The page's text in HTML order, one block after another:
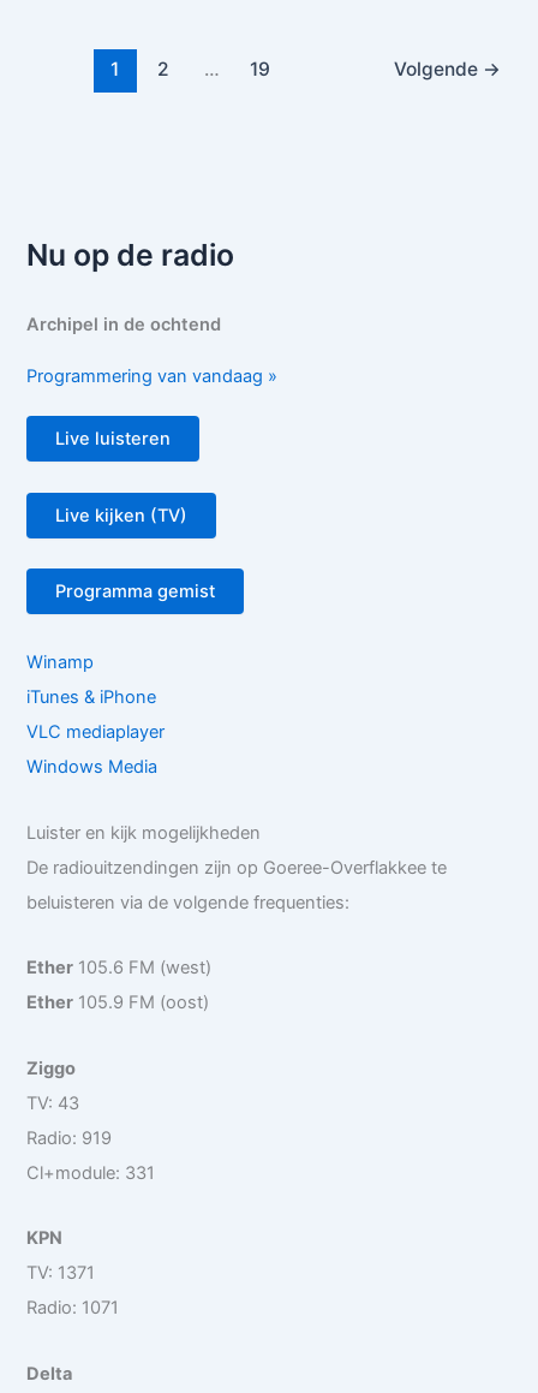
1 2 … 19 Volgende →
Nu op de radio
Archipel in de ochtend
Programmering van vandaag »
Live luisteren
Live kijken (TV)
Programma gemist
Winamp
iTunes & iPhone
VLC mediaplayer
Windows Media
Luister en kijk mogelijkheden
De radiouitzendingen zijn op Goeree-Overflakkee te
beluisteren via de volgende frequenties:
Ether 105.6 FM (west)
Ether 105.9 FM (oost)
Ziggo
TV: 43
Radio: 919
Cl+module: 331
KPN
TV: 1371
Radio: 1071
Delta